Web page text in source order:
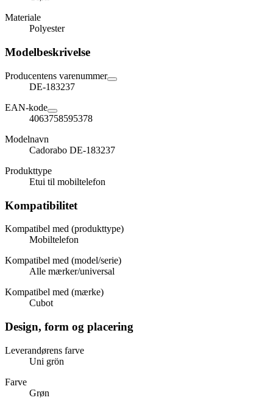
Materiale
Polyester
Modelbeskrivelse
Producentens varenummer
DE-183237
EAN-kode
4063758595378
Modelnavn
Cadorabo DE-183237
Produkttype
Etui til mobiltelefon
Kompatibilitet
Kompatibel med (produkttype)
Mobiltelefon
Kompatibel med (model/serie)
Alle mærker/universal
Kompatibel med (mærke)
Cubot
Design, form og placering
Leverandørens farve
Uni grön
Farve
Grøn